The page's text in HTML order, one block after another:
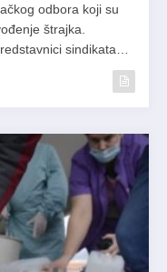
odbora koji su
štrajka.
sindikata…